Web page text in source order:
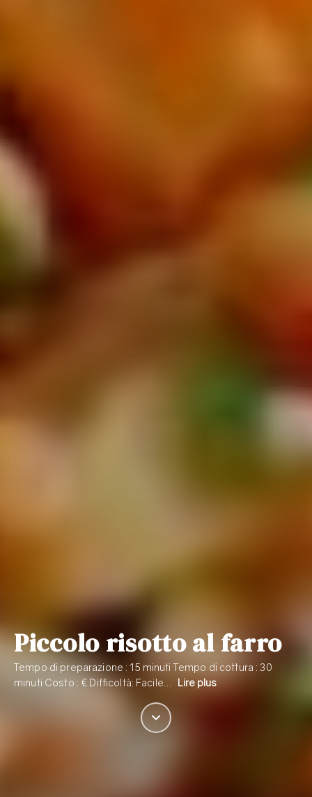
Piccolo risotto al farro
Tempo di preparazione : 15 minuti Tempo di cottura : 30
minuti Costo : € Difficoltà: Facile…
Lire plus